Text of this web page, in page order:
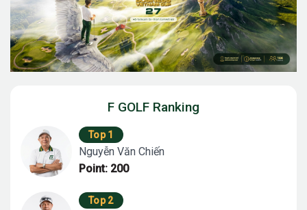
F GOLF Ranking
Top 1
Nguyễn Văn Chiến
Point: 200
Top 2